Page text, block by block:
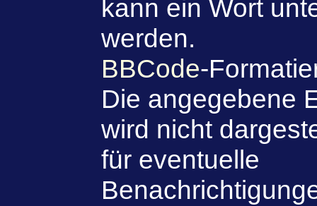
kann ein Wort
werden.
BBCode-
Die angegebene
wird nicht
für eventuelle